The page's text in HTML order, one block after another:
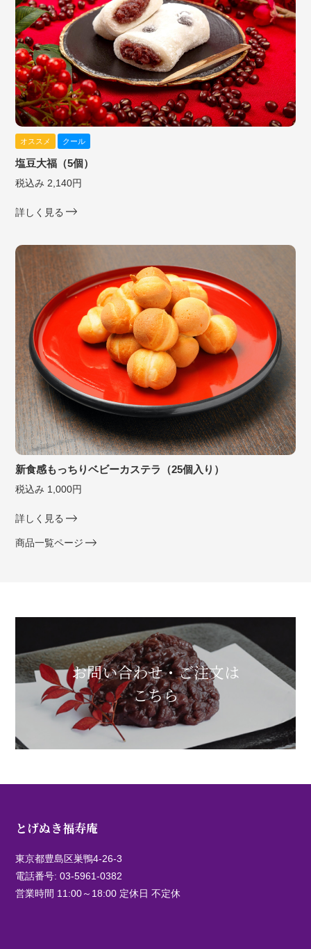
オススメ クール
塩豆大福（5個）
税込み 2,140円
詳しく見る
新食感もっちりベビーカステラ（25個入り）
税込み 1,000円
詳しく見る
商品一覧ページ
お問い合わせ・ご注文は
こちら
とげぬき福寿庵
東京都豊島区巣鴨4-26-3
電話番号:03-5961-0382
営業時間 11:00～18:00 定休日 不定休